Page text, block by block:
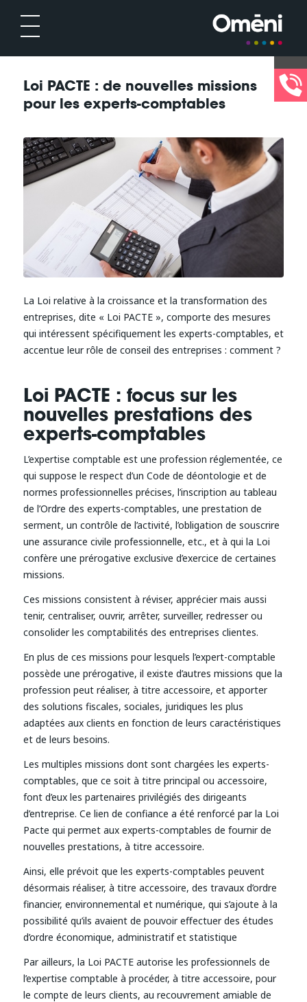
Loi PACTE : de nouvelles missions
pour les experts-comptables
La Loi relative à la croissance et la transformation des
entreprises, dite « Loi PACTE », comporte des mesures
qui intéressent spécifiquement les experts-comptables, et
accentue leur rôle de conseil des entreprises : comment ?
Loi PACTE : focus sur les
nouvelles prestations des
experts-comptables
L’expertise comptable est une profession réglementée, ce
qui suppose le respect d’un Code de déontologie et de
normes professionnelles précises, l’inscription au tableau
de l’Ordre des experts-comptables, une prestation de
serment, un contrôle de l’activité, l’obligation de souscrire
une assurance civile professionnelle, etc., et à qui la Loi
confère une prérogative exclusive d’exercice de certaines
missions.
Ces missions consistent à réviser, apprécier mais aussi
tenir, centraliser, ouvrir, arrêter, surveiller, redresser ou
consolider les comptabilités des entreprises clientes.
En plus de ces missions pour lesquels l’expert-comptable
possède une prérogative, il existe d’autres missions que la
profession peut réaliser, à titre accessoire, et apporter
des solutions fiscales, sociales, juridiques les plus
adaptées aux clients en fonction de leurs caractéristiques
et de leurs besoins.
Les multiples missions dont sont chargées les experts-
comptables, que ce soit à titre principal ou accessoire,
font d’eux les partenaires privilégiés des dirigeants
d’entreprise. Ce lien de confiance a été renforcé par la Loi
Pacte qui permet aux experts-comptables de fournir de
nouvelles prestations, à titre accessoire.
Ainsi, elle prévoit que les experts-comptables peuvent
désormais réaliser, à titre accessoire, des travaux d’ordre
financier, environnemental et numérique, qui s’ajoute à la
possibilité qu’ils avaient de pouvoir effectuer des études
d’ordre économique, administratif et statistique
Par ailleurs, la Loi PACTE autorise les professionnels de
l’expertise comptable à procéder, à titre accessoire, pour
le compte de leurs clients, au recouvrement amiable de